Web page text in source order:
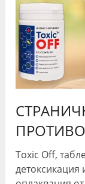
Toxic Off,